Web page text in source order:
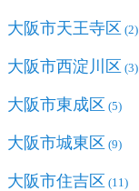
大阪市天王寺区 (2)
大阪市西淀川区 (3)
大阪市東成区 (5)
大阪市城東区 (9)
大阪市住吉区 (11)